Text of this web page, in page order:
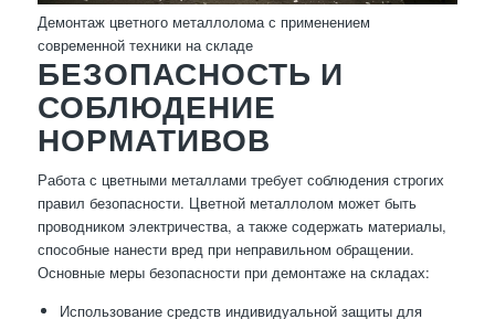
Демонтаж цветного металлолома с применением
современной техники на складе
БЕЗОПАСНОСТЬ И
СОБЛЮДЕНИЕ
НОРМАТИВОВ
Работа с цветными металлами требует соблюдения строгих
правил безопасности. Цветной металлолом может быть
проводником электричества, а также содержать материалы,
способные нанести вред при неправильном обращении.
Основные меры безопасности при демонтаже на складах:
Использование средств индивидуальной защиты для